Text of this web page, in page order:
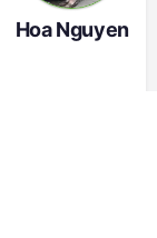
Hoa Nguyen